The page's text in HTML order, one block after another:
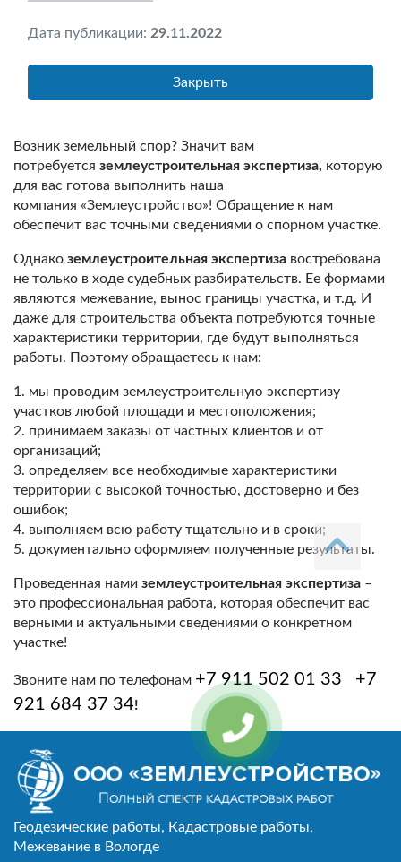
Дата публикации: 29.11.2022
Закрыть
Возник земельный спор? Значит вам
потребуется землеустроительная экспертиза, которую
для вас готова выполнить наша
компания «Землеустройство»! Обращение к нам
обеспечит вас точными сведениями о спорном участке.
Однако землеустроительная экспертиза востребована
не только в ходе судебных разбирательств. Ее формами
являются межевание, вынос границы участка, и т.д. И
даже для строительства объекта потребуются точные
характеристики территории, где будут выполняться
работы. Поэтому обращаетесь к нам:
1. мы проводим землеустроительную экспертизу
участков любой площади и местоположения;
2. принимаем заказы от частных клиентов и от
организаций;
3. определяем все необходимые характеристики
территории с высокой точностью, достоверно и без
ошибок;
4. выполняем всю работу тщательно и в сроки;
5. документально оформляем полученные результаты.
Проведенная нами землеустроительная экспертиза –
это профессиональная работа, которая обеспечит вас
верными и актуальными сведениями о конкретном
участке!
Звоните нам по телефонам +7 911 502 01 33
+7
921 684 37 34!
Геодезические работы, Кадастровые работы,
Межевание в Вологде